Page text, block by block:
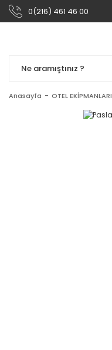
0(216) 461 46 00
Anasayfa OTEL EKİPMANLARI